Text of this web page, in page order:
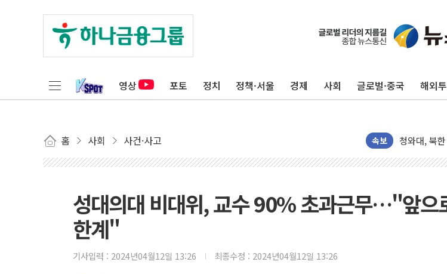
영상 포토 정치 정책·서울 경제 사회 글로벌·중국 해외
홈 사회 사건·사고 속보
리투아니아
구광모, 내
김정관 장
금값 7주 만
[인도증시]
[베트남 증
'월가의 황
양주 섬유
김정관 산
해군 1함
성대의대 비대위, 교수 90% 초과근무…"앞으
한계"
기사입력 : 2024년04월12일 13:26 최종수정 : 2024년04월12일 13:26